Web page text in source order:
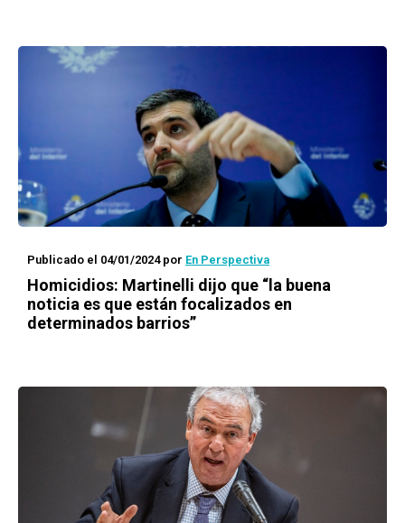
Publicado el 04/01/2024por En Perspectiva
Homicidios: Martinelli dijo que “la buena
noticia es que están focalizados en
determinados barrios”